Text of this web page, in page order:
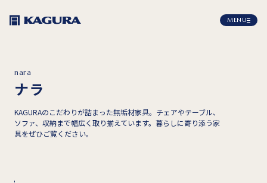
MENU
nara
ナラ
KAGURAのこだわりが詰まった無垢材家具。チェアやテーブル、
ソファ、収納まで幅広く取り揃えています。暮らしに寄り添う家
具をぜひご覧ください。